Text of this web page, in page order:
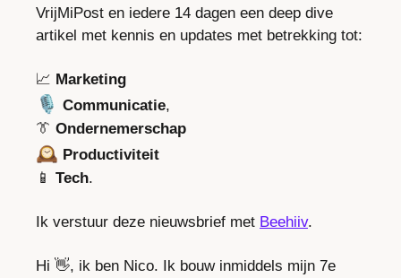
VrijMiPost en iedere 14 dagen een deep dive
artikel met kennis en updates met betrekking tot:
📈 Marketing
🎙️ Communicatie,
👔 Ondernemerschap
🕰️ Productiviteit
📱 Tech.
Ik verstuur deze nieuwsbrief met Beehiiv.
Hi 👋, ik ben Nico. Ik bouw inmiddels mijn 7e